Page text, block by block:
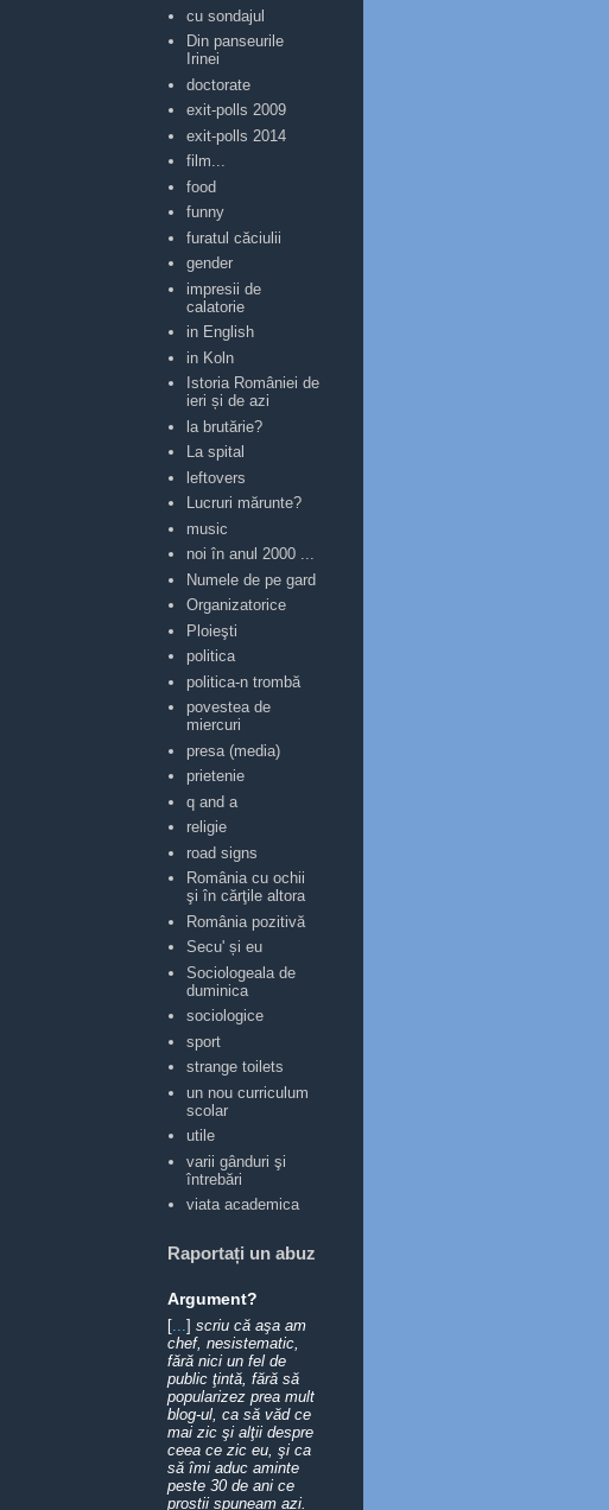
cu sondajul
Din panseurile
Irinei
doctorate
exit-polls 2009
exit-polls 2014
film...
food
funny
furatul căciulii
gender
impresii de
calatorie
in English
in Koln
Istoria României de
ieri și de azi
la brutărie?
La spital
leftovers
Lucruri mărunte?
music
noi în anul 2000 ...
Numele de pe gard
Organizatorice
Ploieşti
politica
politica-n trombă
povestea de
miercuri
presa (media)
prietenie
q and a
religie
road signs
România cu ochii
şi în cărţile altora
România pozitivă
Secu' și eu
Sociologeala de
duminica
sociologice
sport
strange toilets
un nou curriculum
scolar
utile
varii gânduri şi
întrebări
viata academica
Raportați un abuz
Argument?
[...] scriu că aşa am
chef, nesistematic,
fără nici un fel de
public ţintă, fără să
popularizez prea mult
blog-ul, ca să văd ce
mai zic şi alţii despre
ceea ce zic eu, şi ca
să îmi aduc aminte
peste 30 de ani ce
prostii spuneam azi.